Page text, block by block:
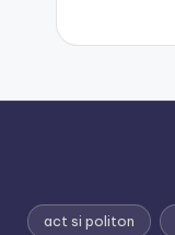
act si politon